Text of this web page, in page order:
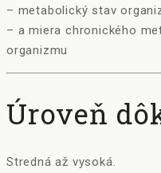
– metabolický stav
– a miera chronického
organizmu
Úroveň
Stredná až vysoká.